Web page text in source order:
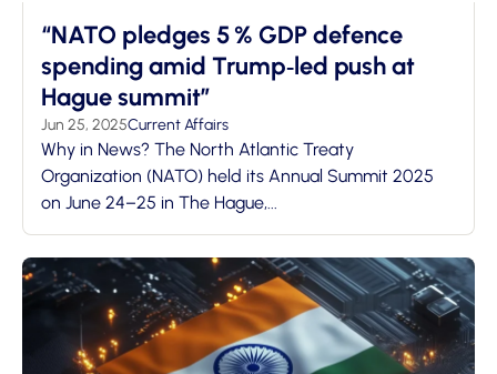
“NATO pledges 5 % GDP defence
spending amid Trump‑led push at
Hague summit”
Jun 25, 2025Current Affairs
Why in News? The North Atlantic Treaty
Organization (NATO) held its Annual Summit 2025
on June 24–25 in The Hague,...